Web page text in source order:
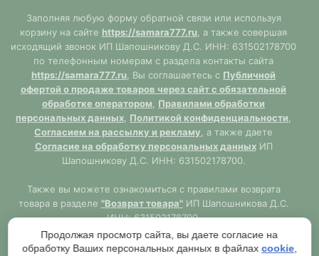
Заполняя любую форму обратной связи или используя
корзину на сайте https://samara777.ru, а также совершая
исходящий звонок ИП Шапошникову Д.С. ИНН: 631502178700
по телефонным номерам с раздела контакты сайта
https://samara777.ru, Вы соглашаетесь с Публичной
офертой о продаже товаров через сайт с обязательной
обработке оператором, Правилами обработки
персональных данных, Политикой конфиденциальности,
Согласием на рассылку и рекламу, а также даете
Согласие на обработку персональных данныхИП
Шапошникову Д.С. ИНН: 631502178700.
Также вы можете ознакомиться с правилами возврата
товара в разделе "Возврат товара"ИП Шапошникова Д.С.
ИНН: 631502178700.
Сайтhttps://samara777.ruне является публичной офертой,
Продолжая просмотр сайта, вы даете согласие на
обработку Ваших персональных данных в файлах cookie